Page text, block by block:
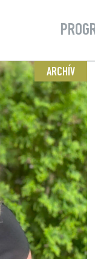
ARCHÍV